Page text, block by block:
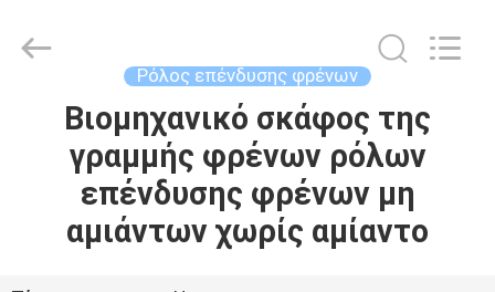
ΣΠΊΤΙ
ΠΡΟΪΌΝΤΑ
ΠΕΡΊΠΟΥ
Ρόλος επένδυσης φρένων
Βιομηχανικό σκάφος της
γραμμής φρένων ρόλων
επένδυσης φρένων μη
αμιάντων χωρίς αμίαντο